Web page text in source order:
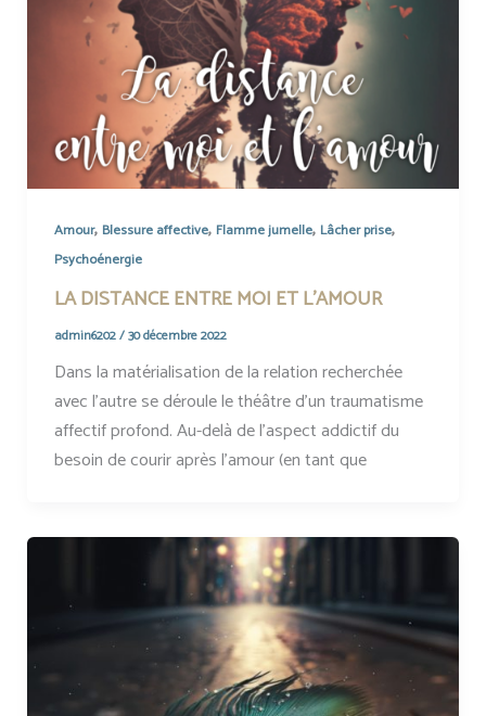
Amour, Blessure affective, Flamme jumelle, Lâcher prise,
Psychoénergie
LA DISTANCE ENTRE MOI ET L’AMOUR
admin6202/30 décembre 2022
Dans la matérialisation de la relation recherchée
avec l’autre se déroule le théâtre d’un traumatisme
affectif profond. Au-delà de l’aspect addictif du
besoin de courir après l’amour (en tant que